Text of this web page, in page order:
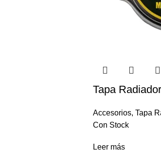
Tapa
Accesorios, Tapa
Con Stock
Leer más